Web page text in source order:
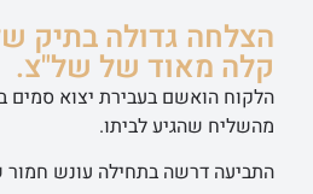
קלה מאוד של של"צ.
מהשליח שהגיע לביתו.
התביעה דרשה בתחילה עונש חמור של בין 10 ל-22 חודשי